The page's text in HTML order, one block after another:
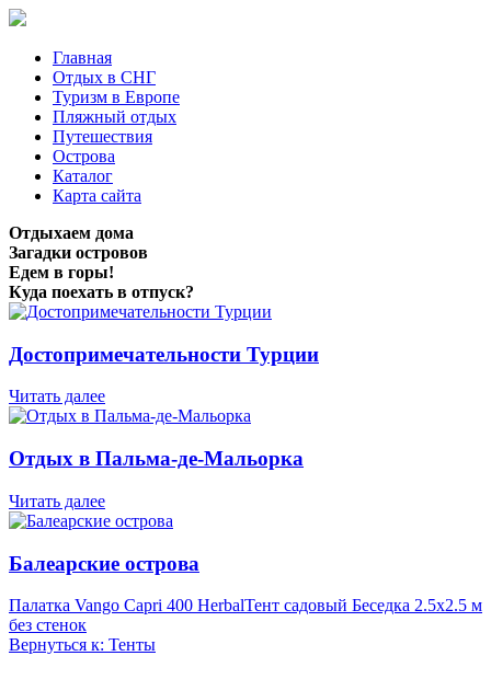
Главная
Отдых в СНГ
Туризм в Европе
Пляжный отдых
Путешествия
Острова
Каталог
Карта сайта
Отдыхаем дома
Загадки островов
Едем в горы!
Куда поехать в отпуск?
Достопримечательности Турции
Читать далее
Отдых в Пальма-де-Мальорка
Читать далее
Балеарские острова
Палатка Vango Capri 400 HerbalТент садовый Беседка 2.5х2.5 м
без стенок
Вернуться к: Тенты